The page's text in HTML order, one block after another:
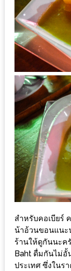
เด็ด
สำหรับ
คุณ
แม่
ที่รัก
2560
สบา
ใจ๋…
สไตล์
นิมมาน
(ดี
คอน
โด
นิม)
เชียงใหม่
ส่วน
พิเศษ
ร้าน
สำหรับคอเบียร์
น้าอ้วนขอนแนะ
ร้านให้ดูกันนะค
Baht ดื่มกันไม่อั้
ประเทศ ซึ่งในร